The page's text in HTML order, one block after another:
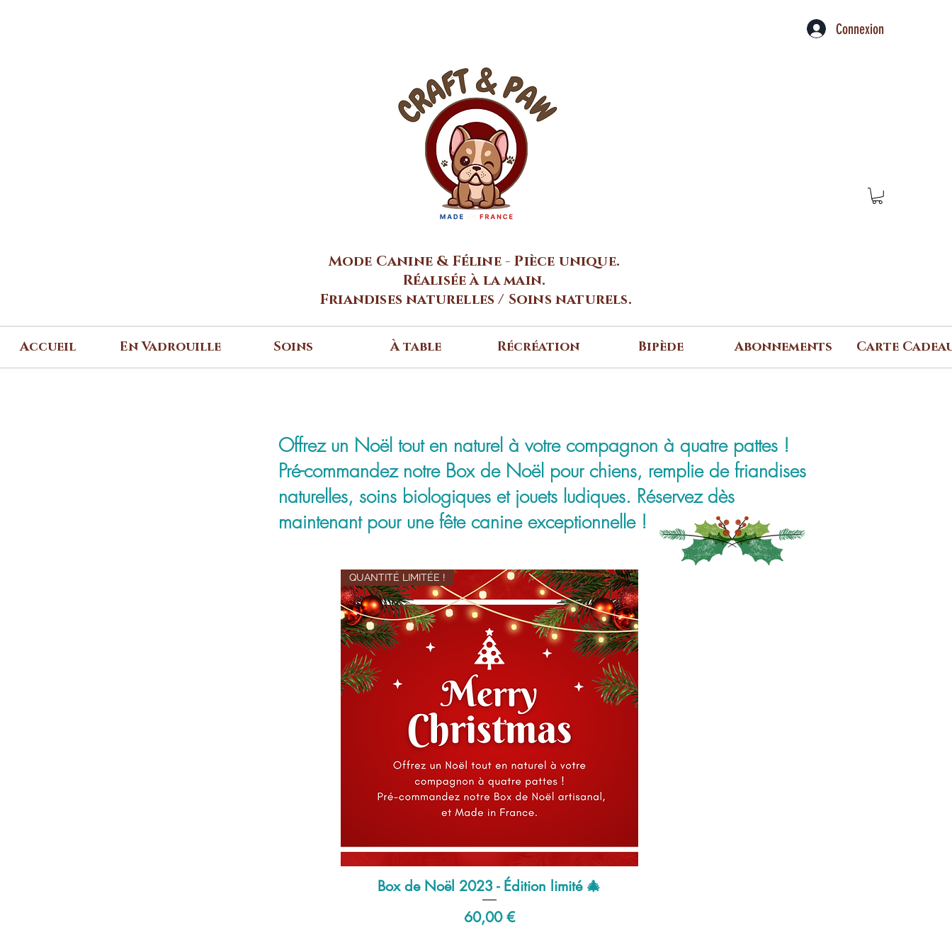
Connexion
Mode Canine & Féline - Pièce unique.
Réalisée à la main.
Friandises naturelles / Soins naturels.
Accueil En Vadrouille Soins À table Récréation Bipède Abonnements Carte
Offrez un Noël tout en naturel à votre compagnon à quatre pattes !
Pré-commandez notre Box de Noël pour chiens, remplie de friandises
naturelles, soins biologiques et jouets ludiques. Réservez dès
maintenant pour une fête canine exceptionnelle !
Aperçu rapide
QUANTITÉ LIMITÉE !
Box de Noël 2023 - Édition limité 🎄
Prix
60,00 €